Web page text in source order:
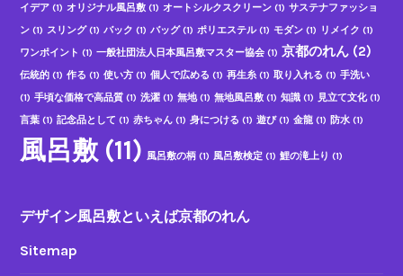
イデア (1) オリジナル風呂敷 (1) オートシルクスクリーン (1) サステナファッショ
ン (1) スリング(1) バック (1) バッグ(1) ポリエステル(1) モダン (1) リメイク (1)
ワンポイント (1) 一般社団法人日本風呂敷マスター協会 (1) 京都のれん (2)
伝統的 (1) 作る (1) 使い方 (1) 個人で広める (1) 再生糸 (1) 取り入れる (1) 手洗い
(1) 手頃な価格で高品質 (1) 洗濯 (1) 無地(1) 無地風呂敷 (1) 知識 (1) 見立て文化(1)
言葉 (1) 記念品として (1) 赤ちゃん (1) 身につける (1) 遊び(1) 金龍 (1) 防水 (1)
風呂敷 (11) 風呂敷の柄 (1) 風呂敷検定 (1) 鯉の滝上り (1)
デザイン風呂敷といえば京都のれん
Sitemap